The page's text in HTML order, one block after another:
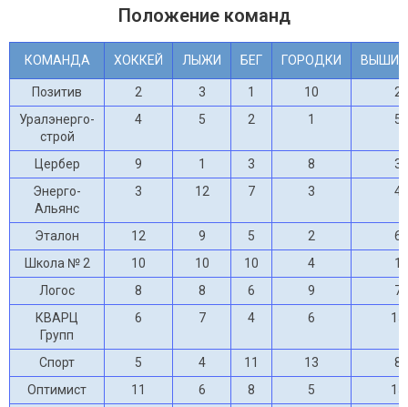
Положение команд
КОМАНДА ХОККЕЙ ЛЫЖИ БЕГ ГОРОДКИ
Позитив 2 3 1 10
2
Уралэнерго-
строй
4 5 2 1 5
Цербер 9 1 3 8
3
Энерго-
Альянс
3 12 7 3 4
Эталон 12 9 5 2
6
Школа № 2
10 10 10 4
1
Логос
8 8 6 9
7
КВАРЦ
Групп
6 7 4 6 15
Спорт 5 4 11 13
8
Оптимист
11 6 8 5
15